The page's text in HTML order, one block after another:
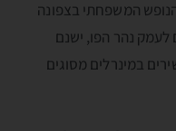
המשפחתי בצפונה
נהר הפו, ישנם
במינרלים מסוגים